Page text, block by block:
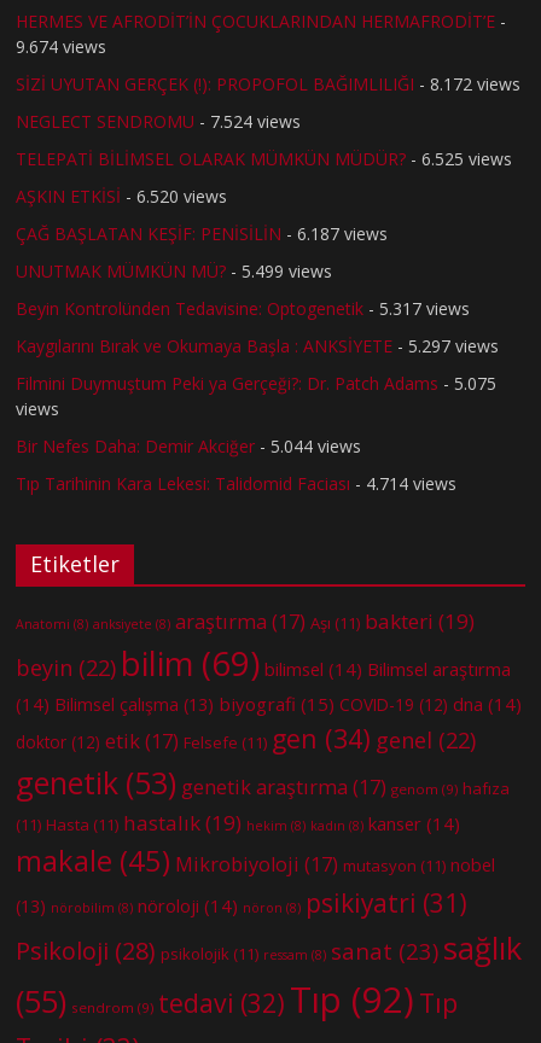
HERMES VE AFRODİT’İN ÇOCUKLARINDAN HERMAFRODİT’E -
9.674 views
SİZİ UYUTAN GERÇEK (!): PROPOFOL BAĞIMLILIĞI - 8.172 views
NEGLECT SENDROMU - 7.524 views
TELEPATİ BİLİMSEL OLARAK MÜMKÜN MÜDÜR? - 6.525 views
AŞKIN ETKİSİ - 6.520 views
ÇAĞ BAŞLATAN KEŞİF: PENİSİLİN - 6.187 views
UNUTMAK MÜMKÜN MÜ? - 5.499 views
Beyin Kontrolünden Tedavisine: Optogenetik - 5.317 views
Kaygılarını Bırak ve Okumaya Başla : ANKSİYETE - 5.297 views
Filmini Duymuştum Peki ya Gerçeği?: Dr. Patch Adams - 5.075
views
Bir Nefes Daha: Demir Akciğer - 5.044 views
Tıp Tarihinin Kara Lekesi: Talidomid Faciası - 4.714 views
Etiketler
Anatomi (8) anksiyete (8) araştırma (17) Aşı (11) bakteri (19)
beyin (22) bilim (69) bilimsel (14) Bilimsel araştırma
(14) Bilimsel çalışma (13) biyografi (15) COVID-19 (12) dna (14)
doktor (12) etik(17) Felsefe (11) gen (34) genel (22)
genetik (53) genetik araştırma (17) genom (9) hafıza
(11) Hasta (11) hastalık(19) hekim (8) kadın (8) kanser (14)
makale (45) Mikrobiyoloji (17) mutasyon (11) nobel
(13) nörobilim (8) nöroloji (14) nöron (8) psikiyatri (31)
Psikoloji (28) psikolojik (11) ressam (8) sanat (23) sağlık
(55) sendrom (9) tedavi (32) Tıp (92) Tıp